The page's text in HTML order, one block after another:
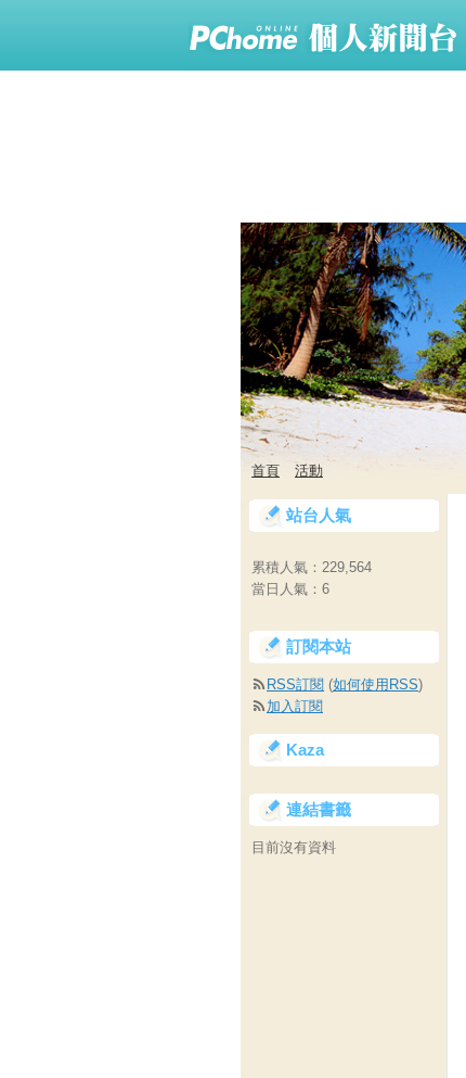
首頁 活動
站台人氣
累積人氣： 229,564
當日人氣： 6
訂閱本站
RSS訂閱 (如何使用RSS)
加入訂閱
Kaza
連結書籤
目前沒有資料